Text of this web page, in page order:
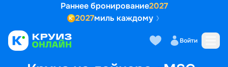
Раннее бронирование2027
2027миль каждому
Войти
Выбор кают Маршрут и